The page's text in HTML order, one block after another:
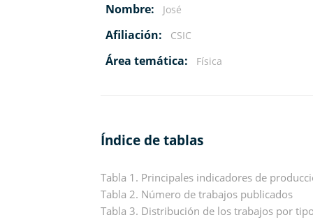
Nombre: José
Afiliación: CSIC
Área temática: Física
Índice de tablas
Tabla 1. Principales indicadores de
Tabla 2. Número de trabajos publicados
Tabla 3. Distribución de los trabajos por